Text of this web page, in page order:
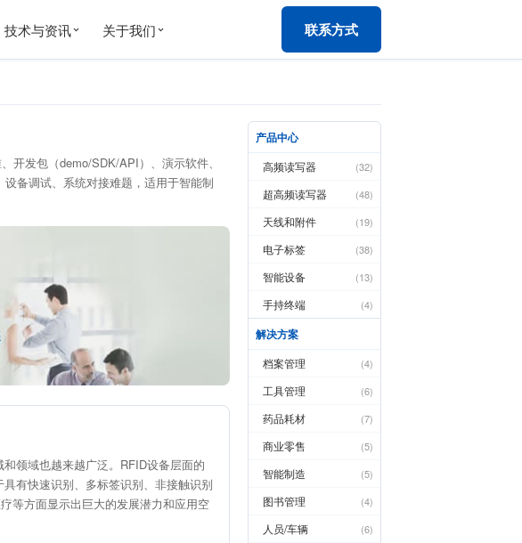
技术与资讯 关于我们 联系方式
开发包（demo/SDK/API）、演示软件、
备调试、系统对接难题，适用于智能制
领域也越来越广泛。RFID设备层面的
有快速识别、多标签识别、非接触识别
等方面显示出巨大的发展潜力和应用空
产品中心
高频读写器 (32)
超高频读写器 (48)
天线和附件 (19)
电子标签 (38)
智能设备 (13)
手持终端 (4)
解决方案
档案管理 (4)
工具管理 (6)
药品耗材 (7)
商业零售 (5)
智能制造 (5)
图书管理 (4)
人员/车辆 (6)